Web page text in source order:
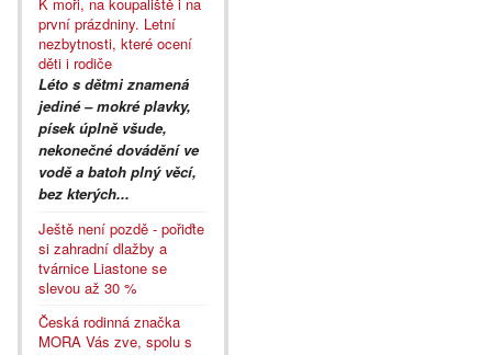
první prázdniny. Letní
nezbytnosti, které ocení
děti i rodiče
Léto s dětmi znamená
jediné – mokré plavky,
písek úplně všude,
nekonečné dovádění ve
vodě a batoh plný věcí,
bez kterých...
Ještě není pozdě - pořiďte
si zahradní dlažby a
tvárnice Liastone se
slevou až 30 %
Česká rodinná značka
MORA Vás zve, spolu s